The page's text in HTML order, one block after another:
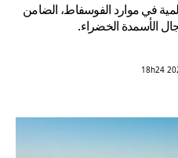
في موارد الفوسفاط، الضامن
الأسمدة الخضراء.